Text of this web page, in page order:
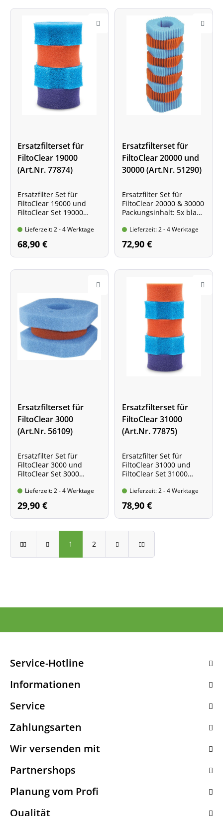
Ersatzfilterset für
FiltoClear 19000
(Art.Nr. 77874)
Ersatzfilter Set für
FiltoClear 19000 und
FiltoClear Set 19000
2x blaue und 1x
violetten Filterschwamm
Lieferzeit: 2 - 4 Werktage
68,90 €
Ersatzfilterset für
FiltoClear 20000 und
30000 (Art.Nr. 51290)
Ersatzfilter Set für
FiltoClear 20000 & 30000
Packungsinhalt: 5x blaue
Filterschwämme
Lieferzeit: 2 - 4 Werktage
72,90 €
Ersatzfilterset für
FiltoClear 3000
(Art.Nr. 56109)
Ersatzfilter Set für
FiltoClear 3000 und
FiltoClear Set 3000
und 1x roter
Filterschwamm
Lieferzeit: 2 - 4 Werktage
29,90 €
Ersatzfilterset für
FiltoClear 31000
(Art.Nr. 77875)
Ersatzfilter Set für
FiltoClear 31000 und
FiltoClear Set 31000
2x blaue und 1x violetter
Filterschwamm
Lieferzeit: 2 - 4 Werktage
78,90 €
1 2
Service-Hotline
Informationen
Service
Zahlungsarten
Wir versenden mit
Partnershops
Planung vom Profi
Qualität